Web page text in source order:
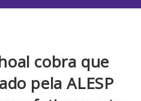
cobra que
pela ALESP